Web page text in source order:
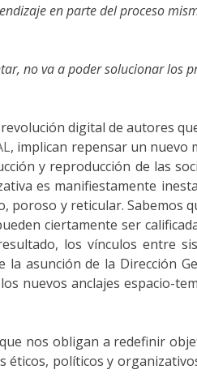
en parte delproceso
no va a podersolucionar los
digital de autores
, implican repensar un nuevo
y reproducción de las
es manifiestamente
y reticular. Sabemos
ciertamente ser
los vínculos entre
asunción de la Dirección
nuevos anclajes espacio-
nos obligan a redefinir
políticos y